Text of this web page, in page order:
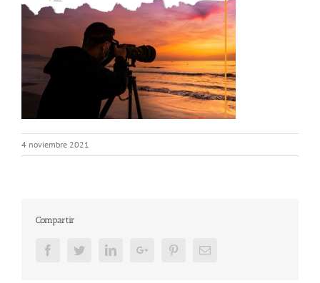
4 noviembre 2021
Compartir
FacebookTwitterLinkedInGoogle+ PinterestEmail